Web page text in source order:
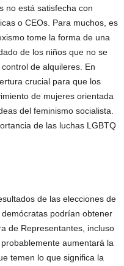
no está satisfecha con
o CEOs. Para muchos, es
tome la forma de una
de los niños que no se
de alquileres. En
crucial para que los
de mujeres orientada
del feminismo socialista.
de las luchas LGBTQ
de las elecciones de
podrían obtener
de Representantes, incluso
aumentará la
temen lo que significa la